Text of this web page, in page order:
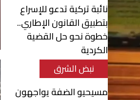
نائبة تركية تدعو للإسراع
بتطبيق القانون الإطاري..
خطوة نحو حل القضية
الكردية
نبض الشرق
مسيحيو الضفة يواجهون